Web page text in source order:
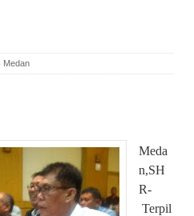
Medan
Meda
n,SH
R-
Terpil